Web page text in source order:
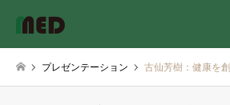
プレゼンテーション 古仙芳樹：健康を